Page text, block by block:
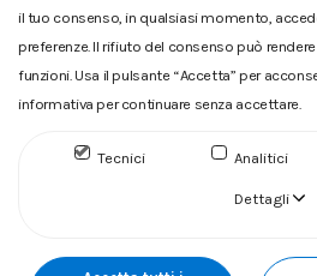
Glossario|Privacy|Cookie|
fiscale 00304790538 (P.IVA) già
il tuo consenso, in qualsiasi momento,
preferenze. Il rifiuto del consenso può
funzioni. Usa il pulsante “Accetta” per
informativa per continuare senza accettare.
Tecnici Analitici
Dettagli